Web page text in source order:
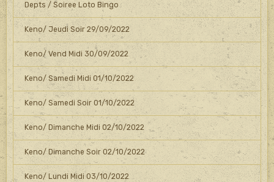
Depts / Soiree Loto Bingo
Keno/ Jeudi Soir 29/09/2022
Keno/ Vend Midi 30/09/2022
Keno/ Samedi Midi 01/10/2022
Keno/ Samedi Soir 01/10/2022
Keno/ Dimanche Midi 02/10/2022
Keno/ Dimanche Soir 02/10/2022
Keno/ Lundi Midi 03/10/2022